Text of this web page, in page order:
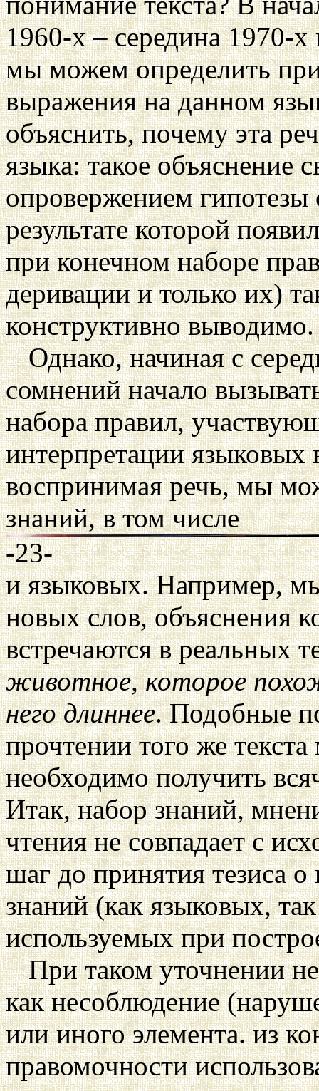
1960-х – середина 1970-х
мы можем определить
выражения на данном
объяснить, почему эта
языка: такое объяснение
опровержением
результате которой
при конечном наборе
деривации и только их)
конструктивно выводимо.
Однако, начиная с
сомнений начало
набора правил,
интерпретации
воспринимая речь, мы
знаний, в том числе
-23-
и языковых. Например,
новых слов, объяснения
встречаются в реальных
животное, которое
него длиннее. Подобные
прочтении того же
необходимо получить
Итак, набор знаний,
чтения не совпадает с
шаг до принятия тезиса
знаний (как языковых,
используемых при
При таком уточнении
как несоблюдение
или иного элемента. из
правомочности